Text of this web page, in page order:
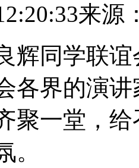
来源
辉同学联
各界的演
聚一堂，
。